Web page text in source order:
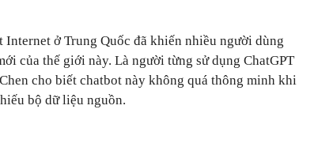
ở Trung Quốc đã khiến nhiều người dùng
của thế giới này. Là người từng sử dụng ChatGPT
cho biết chatbot này không quá thông minh khi
bộ dữ liệu nguồn.